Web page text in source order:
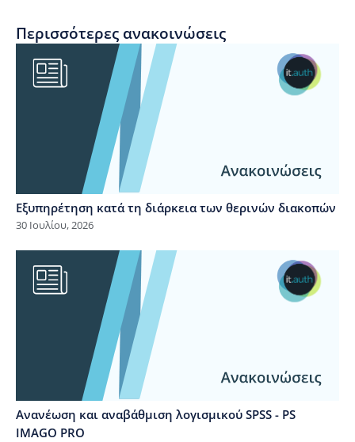
Περισσότερες ανακοινώσεις
Εξυπηρέτηση κατά τη διάρκεια των θερινών διακοπών
30 Ιουλίου, 2026
Ανανέωση και αναβάθμιση λογισμικού SPSS - PS
IMAGO PRO